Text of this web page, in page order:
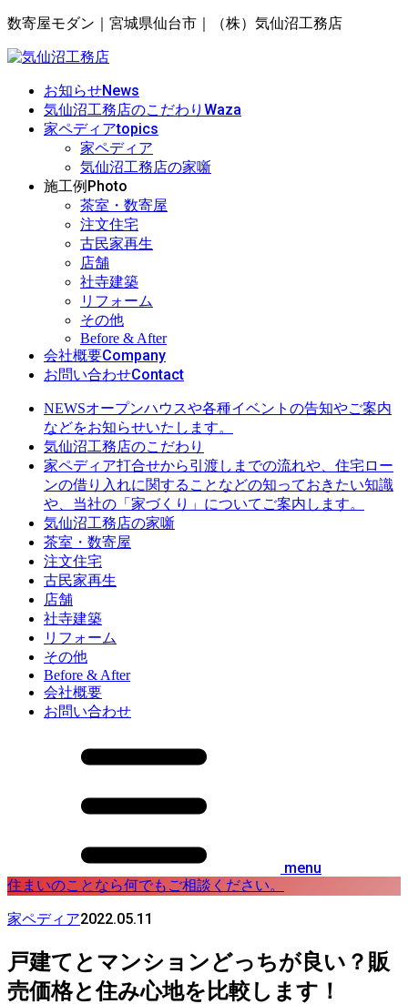
数寄屋モダン｜宮城県仙台市｜（株）気仙沼工務店
お知らせNews
気仙沼工務店のこだわり Waza
家ペディアtopics
家ペディア
気仙沼工務店の家噺
施工例 Photo
茶室・数寄屋
注文住宅
古民家再生
店舗
社寺建築
リフォーム
その他
Before & After
会社概要Company
お問い合わせContact
NEWSオープンハウスや各種イベントの告知やご案内
などをお知らせいたします。
気仙沼工務店のこだわり
家ペディア打合せから引渡しまでの流れや、住宅ロー
ンの借り入れに関することなどの知っておきたい知識
や、当社の「家づくり」についてご案内します。
気仙沼工務店の家噺
茶室・数寄屋
注文住宅
古民家再生
店舗
社寺建築
リフォーム
その他
Before & After
会社概要
お問い合わせ
menu
住まいのことなら何でもご相談ください。
家ペディア2022.05.11
戸建てとマンションどっちが良い？販
売価格と住み心地を比較します！